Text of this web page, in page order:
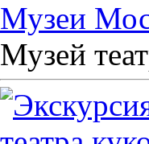
Музеи
Музей